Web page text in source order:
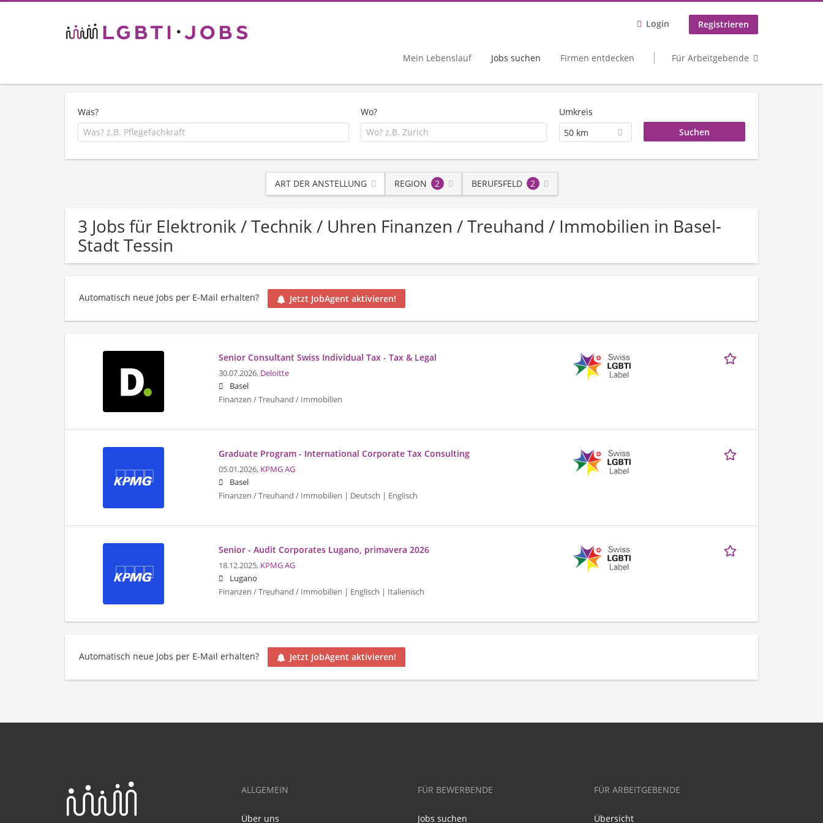
Login Registrieren
Mein Lebenslauf Jobs suchen Firmen entdecken Für Arbeitgebende
Was? Wo?
Umkreis
50 km
ART DER ANSTELLUNG REGION 2 BERUFSFELD 2
3 Jobs für Elektronik / Technik / Uhren Finanzen / Treuhand / Immobilien in Basel-
Stadt Tessin
Automatisch neue Jobs per E-Mail erhalten? Jetzt JobAgent aktivieren!
Senior Consultant Swiss Individual Tax - Tax & Legal
30.07.2026, Deloitte
Basel
Finanzen / Treuhand / Immobilien
Graduate Program - International Corporate Tax Consulting
05.01.2026, KPMG AG
Basel
Finanzen / Treuhand / Immobilien | Deutsch | Englisch
Senior - Audit Corporates Lugano, primavera 2026
18.12.2025, KPMG AG
Lugano
Finanzen / Treuhand / Immobilien | Englisch | Italienisch
Automatisch neue Jobs per E-Mail erhalten? Jetzt JobAgent aktivieren!
ALLGEMEIN
Über uns
FÜR BEWERBENDE
Jobs suchen
FÜR ARBEITGEBENDE
Übersicht